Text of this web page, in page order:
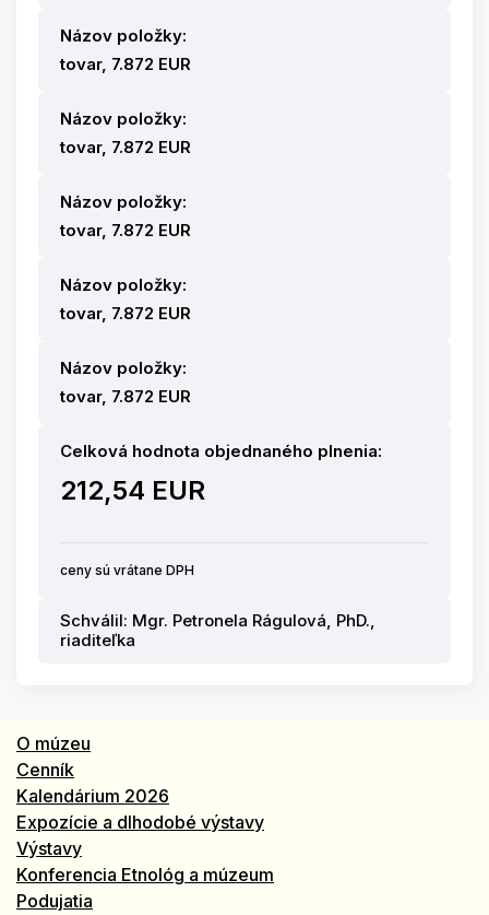
Názov položky:
tovar, 7.872 EUR
Názov položky:
tovar, 7.872 EUR
Názov položky:
tovar, 7.872 EUR
Názov položky:
tovar, 7.872 EUR
Názov položky:
tovar, 7.872 EUR
Celková hodnota objednaného plnenia:
212,54 EUR
ceny sú vrátane DPH
Schválil: Mgr. Petronela Rágulová, PhD.,
riaditeľka
O múzeu
Cenník
Kalendárium 2026
Expozície a dlhodobé výstavy
Výstavy
Konferencia Etnológ a múzeum
Podujatia